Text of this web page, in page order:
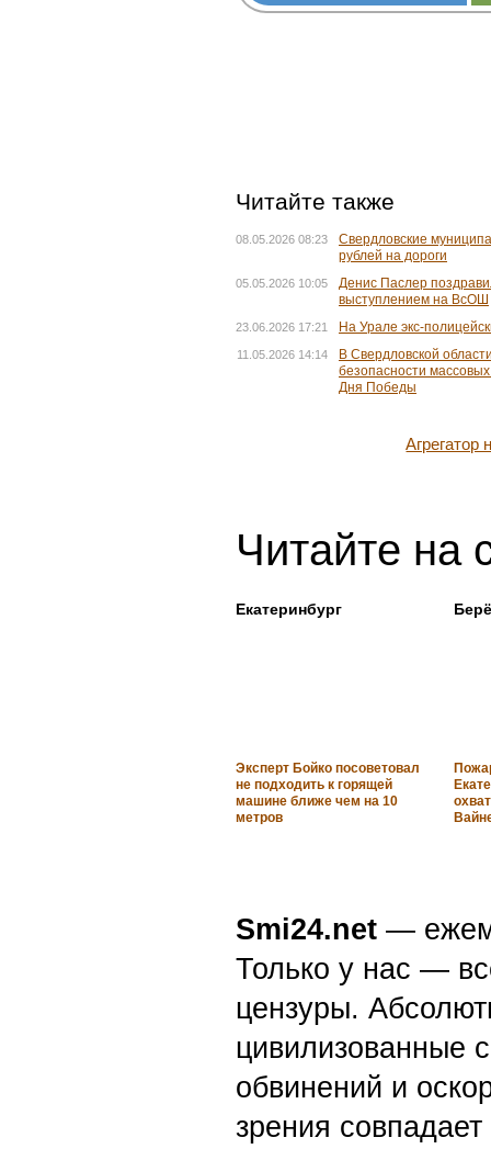
Читайте также
08.05.2026 08:23
Свердловские
рублей на дороги
05.05.2026 10:05
Денис Паслер
выступлением на ВсОШ
23.06.2026 17:21 На Урале экс-
11.05.2026 14:14
В Свердловской
безопасности
Дня Победы
Читайте на
Екатеринбург
Эксперт Бойко посоветовал
не подходить к горящей
машине ближе чем на 10
метров
Smi24.net —
Только у нас —
цензуры.
цивилизованные
обвинений и
зрения